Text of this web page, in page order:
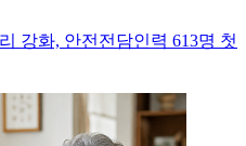
강화, 안전전담인력 613명 첫